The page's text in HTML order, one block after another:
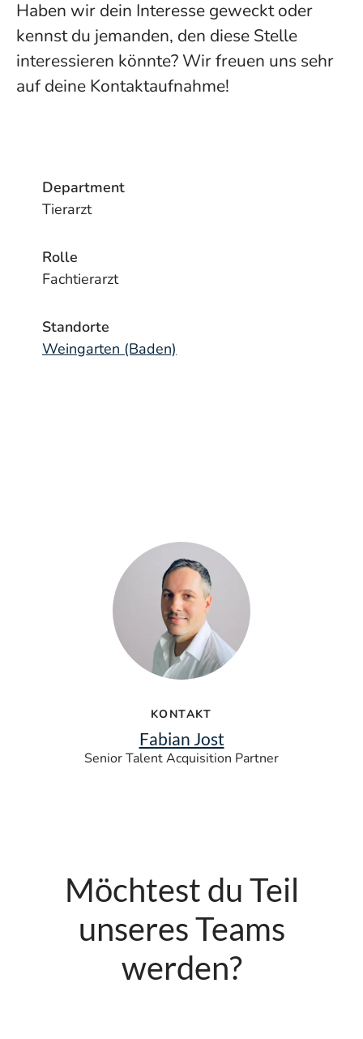
Haben wir dein Interesse geweckt oder
kennst du jemanden, den diese Stelle
interessieren könnte? Wir freuen uns sehr
auf deine Kontaktaufnahme!
Department
Tierarzt
Rolle
Fachtierarzt
Standorte
Weingarten (Baden)
KONTAKT
Fabian Jost
Senior Talent Acquisition Partner
Möchtest du Teil
unseres Teams
werden?